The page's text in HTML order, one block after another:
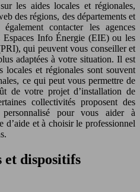
les aides locales et régionales,
des régions, des départements et
contacter les agences
Info Énergie (EIE) ou les
qui peuvent vous conseiller et
adaptées à votre situation. Il est
locales et régionales sont souvent
ce qui peut vous permettre de
de votre projet d’installation de
collectivités proposent des
personnalisé pour vous aider à
d’aide et à choisir le professionnel
et dispositifs